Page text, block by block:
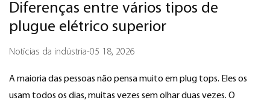
Diferenças entre vários tipos de
plugue elétrico superior
Notícias da indústria-05 18, 2026
A maioria das pessoas não pensa muito em plug tops. Eles os
usam todos os dias, muitas vezes sem olhar duas vezes. O